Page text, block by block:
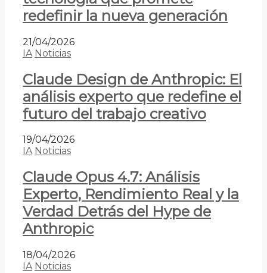
redefinir la nueva generación
21/04/2026
IA Noticias
Claude Design de Anthropic: El
análisis experto que redefine el
futuro del trabajo creativo
19/04/2026
IA Noticias
Claude Opus 4.7: Análisis
Experto, Rendimiento Real y la
Verdad Detrás del Hype de
Anthropic
18/04/2026
IA Noticias